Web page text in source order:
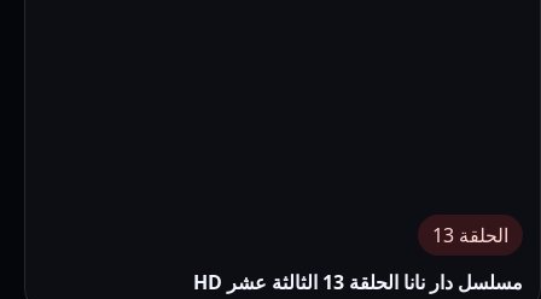
الحلقة 13
مسلسل دار نانا الحلقة 13 الثالثة عشر HD